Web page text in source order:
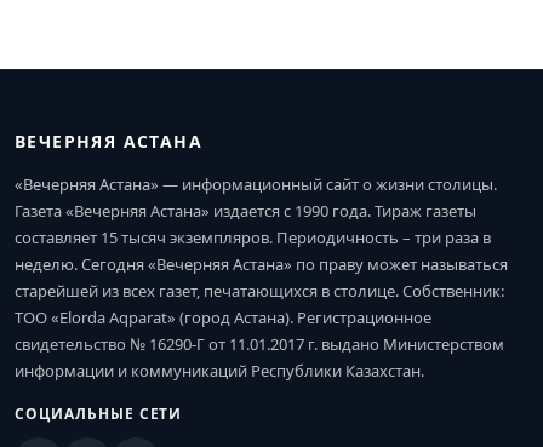
ВЕЧЕРНЯЯ АСТАНА
«Вечерняя Астана» — информационный сайт о жизни столицы.
Газета «Вечерняя Астана» издается с 1990 года. Тираж газеты
составляет 15 тысяч экземпляров. Периодичность – три раза в
неделю. Сегодня «Вечерняя Астана» по праву может называться
старейшей из всех газет, печатающихся в столице. Собственник:
ТОО «Elorda Aqparat» (город Астана). Регистрационное
свидетельство № 16290-Г от 11.01.2017 г. выдано Министерством
информации и коммуникаций Республики Казахстан.
СОЦИАЛЬНЫЕ СЕТИ